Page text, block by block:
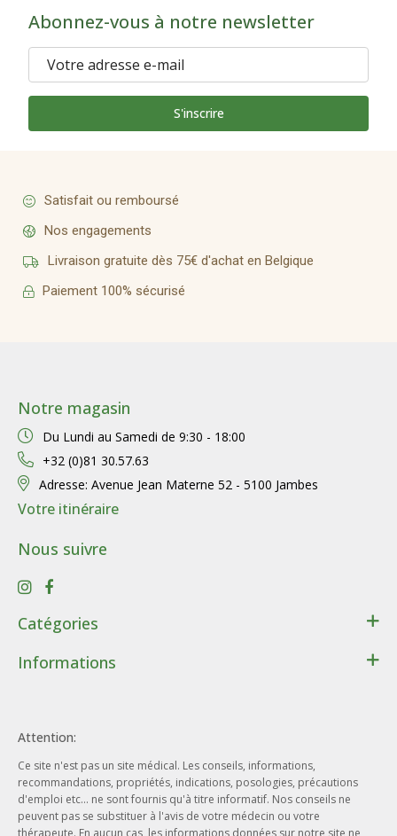
Abonnez-vous à notre newsletter
S'inscrire
Satisfait ou remboursé
Nos engagements
Livraison gratuite dès 75€ d'achat en Belgique
Paiement 100% sécurisé
Catégories
Santé
Cadeaux
Phytothérapie
Aromathérapie
Ayurveda
Informations
Données personnelles
Conditions d’utilisation du site web
Notre entreprise
Nos engagements
Notre magasin
Du Lundi au Samedi de 9:30 - 18:00
+32 (0)81 30.57.63
Adresse: Avenue Jean Materne 52 - 5100 Jambes
Votre itinéraire
Nous suivre
Attention:
Ce site n'est pas un site médical. Les conseils, informations,
recommandations, propriétés, indications, posologies, précautions
d'emploi etc... ne sont fournis qu'à titre informatif. Nos conseils ne
peuvent pas se substituer à l'avis de votre médecin ou votre
thérapeute. En aucun cas, les informations données sur notre site ne